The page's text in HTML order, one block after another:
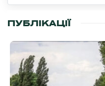
ПУБЛІКАЦІЇ